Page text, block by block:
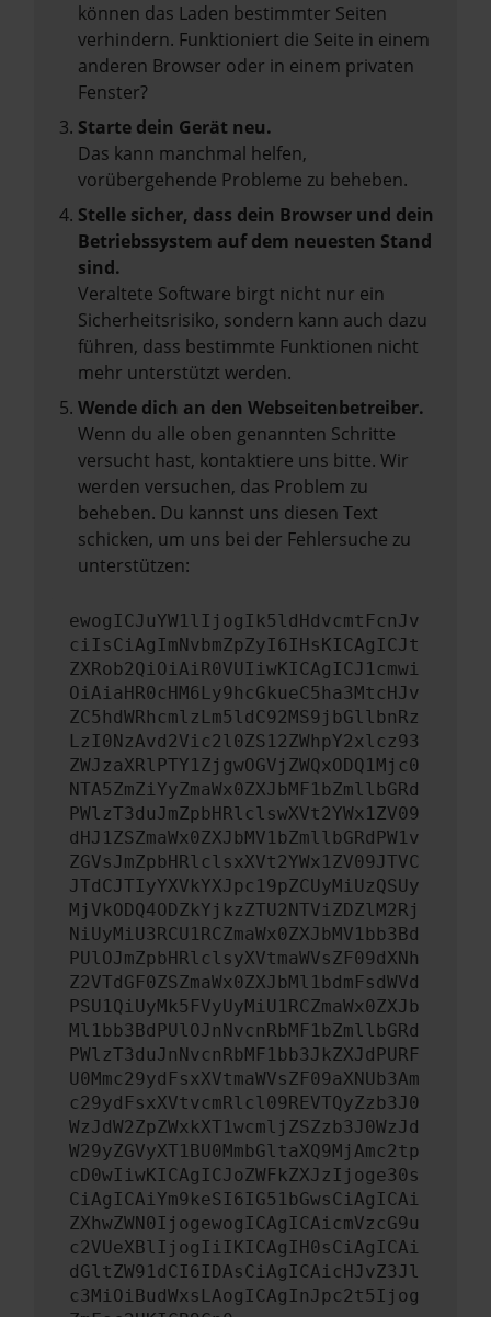
können das Laden bestimmter Seiten
verhindern. Funktioniert die Seite in einem
anderen Browser oder in einem privaten
Fenster?
Starte dein Gerät neu.
Das kann manchmal helfen,
vorübergehende Probleme zu beheben.
Stelle sicher, dass dein Browser und dein
Betriebssystem auf dem neuesten Stand
sind.
Veraltete Software birgt nicht nur ein
Sicherheitsrisiko, sondern kann auch dazu
führen, dass bestimmte Funktionen nicht
mehr unterstützt werden.
Wende dich an den Webseitenbetreiber.
Wenn du alle oben genannten Schritte
versucht hast, kontaktiere uns bitte. Wir
werden versuchen, das Problem zu
beheben. Du kannst uns diesen Text
schicken, um uns bei der Fehlersuche zu
unterstützen:
ewogICJuYW1lIjogIk5ldHdvcmtFcnJv
ciIsCiAgImNvbmZpZyI6IHsKICAgICJt
ZXRob2QiOiAiR0VUIiwKICAgICJ1cmwi
OiAiaHR0cHM6Ly9hcGkueC5ha3MtcHJv
ZC5hdWRhcmlzLm5ldC92MS9jbGllbnRz
LzI0NzAvd2Vic2l0ZS12ZWhpY2xlcz93
ZWJzaXRlPTY1ZjgwOGVjZWQxODQ1Mjc0
NTA5ZmZiYyZmaWx0ZXJbMF1bZmllbGRd
PWlzT3duJmZpbHRlclswXVt2YWx1ZV09
dHJ1ZSZmaWx0ZXJbMV1bZmllbGRdPW1v
ZGVsJmZpbHRlclsxXVt2YWx1ZV09JTVC
JTdCJTIyYXVkYXJpc19pZCUyMiUzQSUy
MjVkODQ4ODZkYjkzZTU2NTViZDZlM2Rj
NiUyMiU3RCU1RCZmaWx0ZXJbMV1bb3Bd
PUlOJmZpbHRlclsyXVtmaWVsZF09dXNh
Z2VTdGF0ZSZmaWx0ZXJbMl1bdmFsdWVd
PSU1QiUyMk5FVyUyMiU1RCZmaWx0ZXJb
Ml1bb3BdPUlOJnNvcnRbMF1bZmllbGRd
PWlzT3duJnNvcnRbMF1bb3JkZXJdPURF
U0Mmc29ydFsxXVtmaWVsZF09aXNUb3Am
c29ydFsxXVtvcmRlcl09REVTQyZzb3J0
WzJdW2ZpZWxkXT1wcmljZSZzb3J0WzJd
W29yZGVyXT1BU0MmbGltaXQ9MjAmc2tp
cD0wIiwKICAgICJoZWFkZXJzIjoge30s
CiAgICAiYm9keSI6IG51bGwsCiAgICAi
ZXhwZWN0IjogewogICAgICAicmVzcG9u
c2VUeXBlIjogIiIKICAgIH0sCiAgICAi
dGltZW91dCI6IDAsCiAgICAicHJvZ3Jl
c3MiOiBudWxsLAogICAgInJpc2t5Ijog